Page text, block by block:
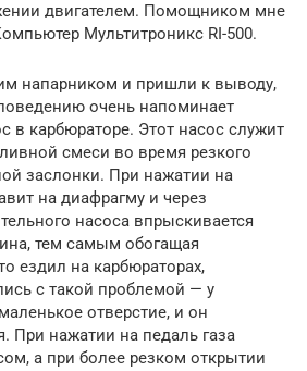
двигателем. Помощником мне
Мультитроникс RI-500.
напарником и пришли к выводу,
очень напоминает
в карбюраторе. Этот насос служит
смеси во время резкого
заслонки. При нажатии на
на диафрагму и через
насоса впрыскивается
тем самым обогащая
ездил на карбюраторах,
с такой проблемой — у
отверстие, и он
При нажатии на педаль газа
а при более резком открытии